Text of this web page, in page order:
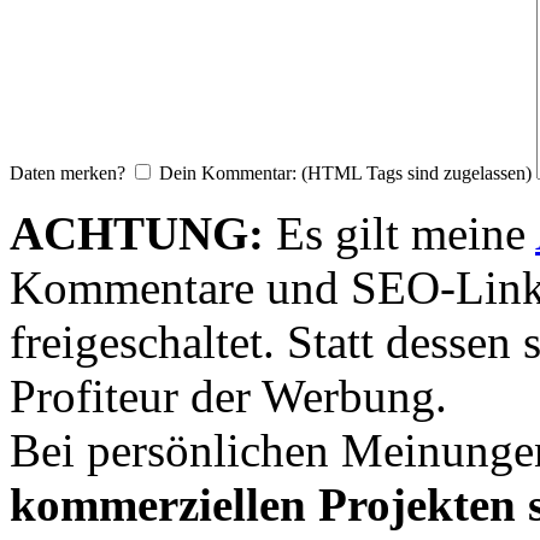
Daten merken? Dein Kommentar: (HTML Tags sind zugelassen)
ACHTUNG: Es gilt meine
Kommentare und SEO-
freigeschaltet. Statt dessen
Profiteur der Werbung.
Bei persönlichen
kommerziellen Projekten